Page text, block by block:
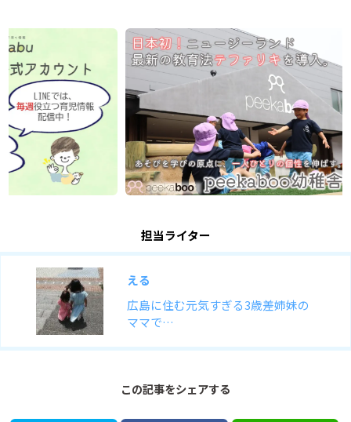
担当ライター
える
広島に住む元気すぎる3歳差姉妹の
ママで…
この記事をシェアする